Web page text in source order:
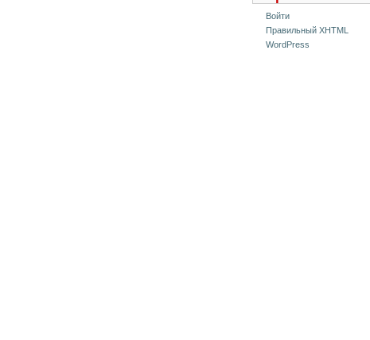
Войти
Правильный XHTML
WordPress